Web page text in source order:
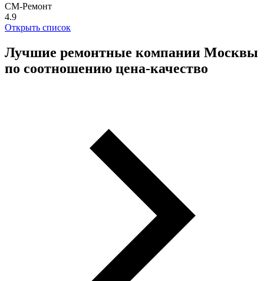
СМ-Ремонт
4.9
Открыть список
Лучшие ремонтные компании Москвы
по соотношению цена-качество